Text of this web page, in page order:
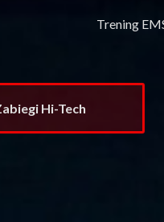
Trening
Hi-Tech